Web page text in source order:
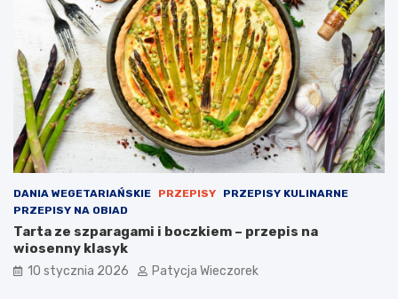
DANIA WEGETARIAŃSKIE PRZEPISY
PRZEPISY KULINARNE
PRZEPISY NA OBIAD
Tarta ze szparagami i boczkiem – przepis na
wiosenny klasyk
10 stycznia 2026 Patycja Wieczorek